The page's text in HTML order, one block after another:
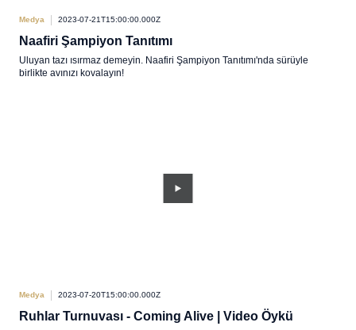
Medya 2023-07-21T15:00:00.000Z
Naafiri Şampiyon Tanıtımı
Uluyan tazı ısırmaz demeyin. Naafiri Şampiyon Tanıtımı'nda sürüyle
birlikte avınızı kovalayın!
Medya 2023-07-20T15:00:00.000Z
Ruhlar Turnuvası - Coming Alive | Video Öykü